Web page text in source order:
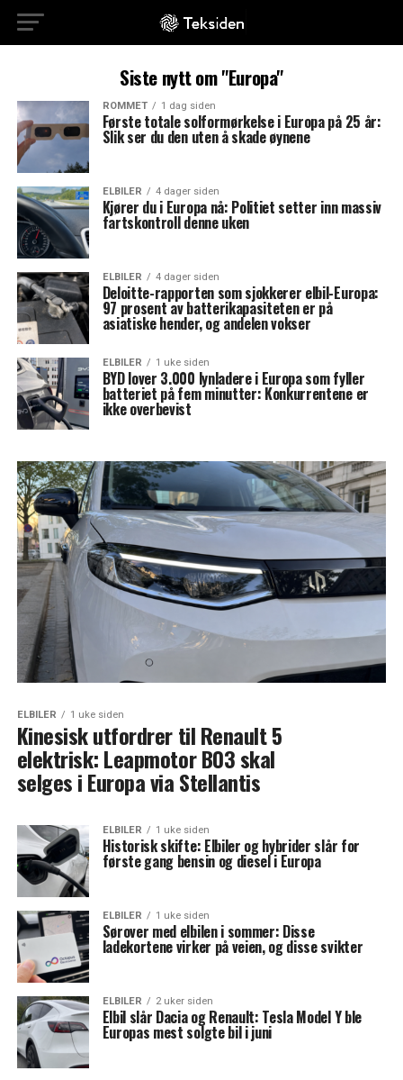
Siste nytt om "Europa"
ROMMET 1 dag siden
Første totale solformørkelse i Europa på 25 år:
Slik ser du den uten å skade øynene
ELBILER 4 dager siden
Kjører du i Europa nå: Politiet setter inn massiv
fartskontroll denne uken
ELBILER 4 dager siden
Deloitte-rapporten som sjokkerer elbil-Europa:
97 prosent av batterikapasiteten er på
asiatiske hender, og andelen vokser
ELBILER 1 uke siden
BYD lover 3.000 lynladere i Europa som fyller
batteriet på fem minutter: Konkurrentene er
ikke overbevist
ELBILER 1 uke siden
Kinesisk utfordrer til Renault 5
elektrisk: Leapmotor B03 skal
selges i Europa via Stellantis
ELBILER 1 uke siden
Historisk skifte: Elbiler og hybrider slår for
første gang bensin og diesel i Europa
ELBILER 1 uke siden
Sørover med elbilen i sommer: Disse
ladekortene virker på veien, og disse svikter
ELBILER 2 uker siden
Elbil slår Dacia og Renault: Tesla Model Y ble
Europas mest solgte bil i juni